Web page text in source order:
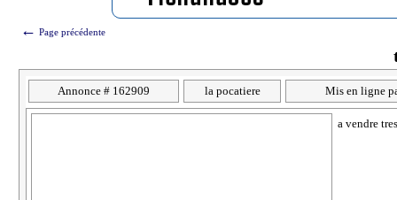
← Page précédente
Annonce # 162909 la pocatiere Mis en ligne
a vendre